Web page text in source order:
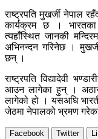
राष्ट्रपति मुखर्जी नेपाल
कार्यक्रम छ ।
त्यहाँस्थित जानकी
अभिनन्दन गरिनेछ ।
छन् ।
राष्ट्रपति विद्यादेवी
आउन लागेका हुन् । अठार
लागेको हो । यसअघि
जेठमा नेपालको भ्रमण
Facebook Twitter